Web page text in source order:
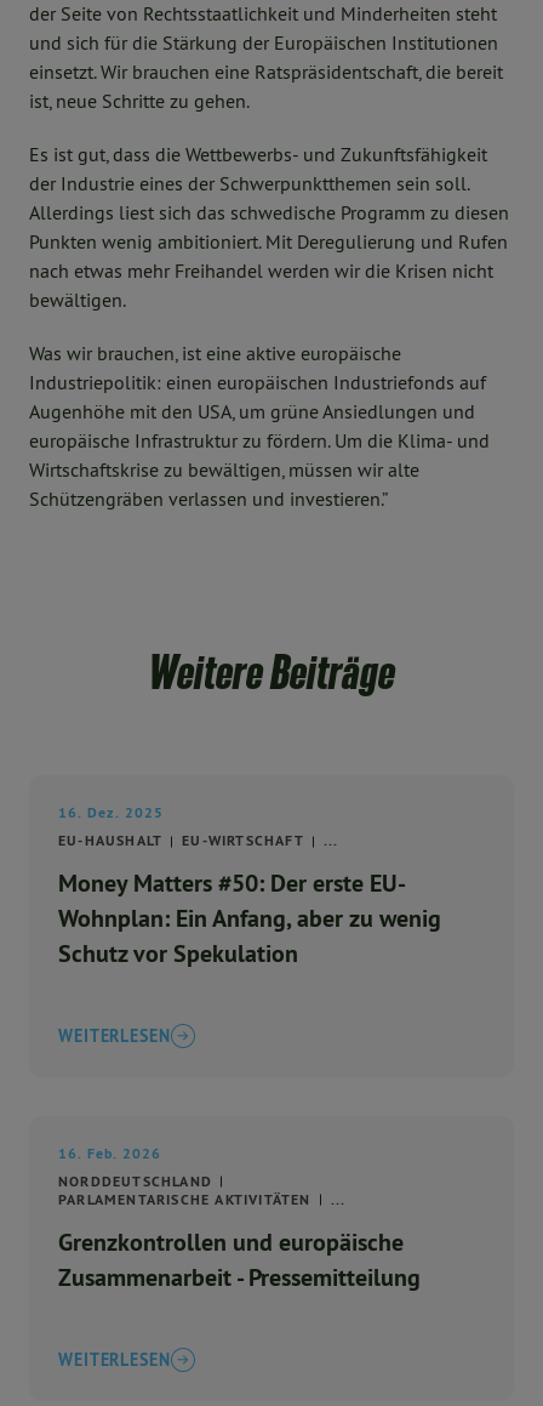
der Seite von Rechtsstaatlichkeit und Minderheiten steht
und sich für die Stärkung der Europäischen Institutionen
einsetzt. Wir brauchen eine Ratspräsidentschaft, die bereit
ist, neue Schritte zu gehen.
Es ist gut, dass die Wettbewerbs- und Zukunftsfähigkeit
der Industrie eines der Schwerpunktthemen sein soll.
Allerdings liest sich das schwedische Programm zu diesen
Punkten wenig ambitioniert. Mit Deregulierung und Rufen
nach etwas mehr Freihandel werden wir die Krisen nicht
bewältigen.
Was wir brauchen, ist eine aktive europäische
Industriepolitik: einen europäischen Industriefonds auf
Augenhöhe mit den USA, um grüne Ansiedlungen und
europäische Infrastruktur zu fördern. Um die Klima- und
Wirtschaftskrise zu bewältigen, müssen wir alte
Schützengräben verlassen und investieren.”
Weitere Beiträge
16. Dez. 2025
EU-HAUSHALT
EU-WIRTSCHAFT ...
Money Matters #50: Der erste EU-
Wohnplan: Ein Anfang, aber zu wenig
Schutz vor Spekulation
WEITERLESEN
16. Feb. 2026
NORDDEUTSCHLAND
PARLAMENTARISCHE AKTIVITÄTEN
...
Grenzkontrollen und europäische
Zusammenarbeit - Pressemitteilung
WEITERLESEN